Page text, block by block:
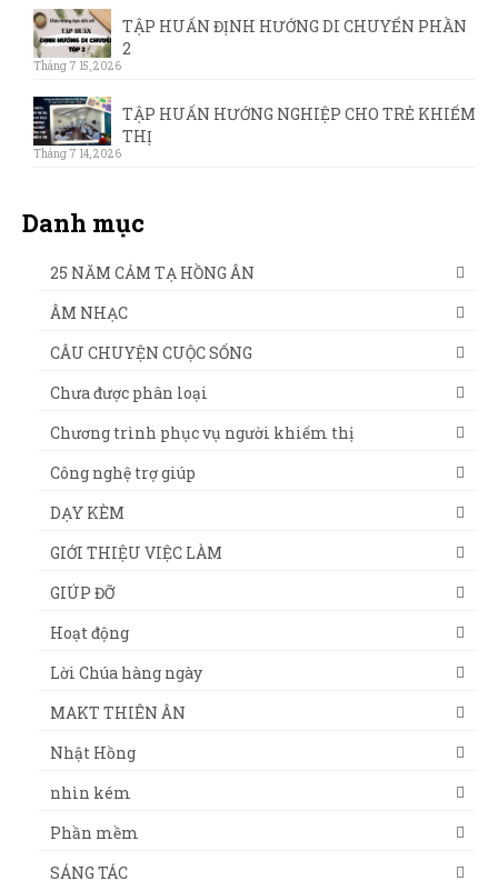
TẬP HUẤN ĐỊNH HƯỚNG DI CHUYỂN PHẦN
2
Tháng 7 15, 2026
TẬP HUẤN HƯỚNG NGHIỆP CHO TRẺ KHIẾM
THỊ
Tháng 7 14, 2026
Danh mục
25 NĂM CẢM TẠ HỒNG ÂN
ÂM NHẠC
CÂU CHUYỆN CUỘC SỐNG
Chưa được phân loại
Chương trình phục vụ người khiếm thị
Công nghệ trợ giúp
DẠY KÈM
GIỚI THIỆU VIỆC LÀM
GIÚP ĐỠ
Hoạt động
Lời Chúa hàng ngày
MAKT THIÊN ÂN
Nhật Hồng
nhìn kém
Phần mềm
SÁNG TÁC